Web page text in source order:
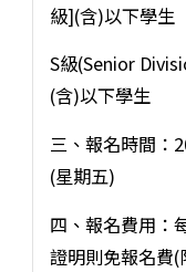
級](含)以下學生
S級(Senior
(含)以下學生
三、報名時間：
(星期五)
四、報名費用：
證明則免報名費(